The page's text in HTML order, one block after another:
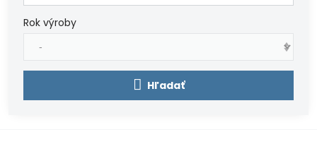
Rok výroby
Hľadať